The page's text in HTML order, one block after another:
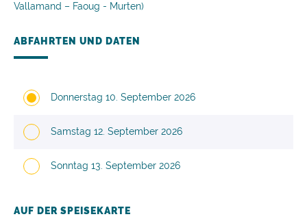
Vallamand – Faoug - Murten)
ABFAHRTEN UND DATEN
Donnerstag 10. September 2026
Samstag 12. September 2026
Sonntag 13. September 2026
AUF DER SPEISEKARTE